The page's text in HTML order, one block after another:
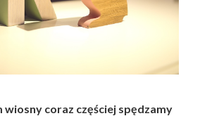
wiosny coraz częściej spędzamy